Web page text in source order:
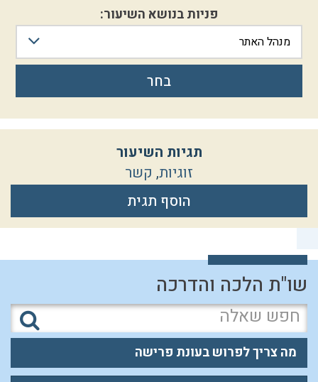
שו"ת הלכה והדרכה
מה צריך לפרוש בעונת פרישה
פניות בנושא השיעור:
מנהל האתר
בחר
תגיות השיעור
זוגיות, קשר
הוסף תגית